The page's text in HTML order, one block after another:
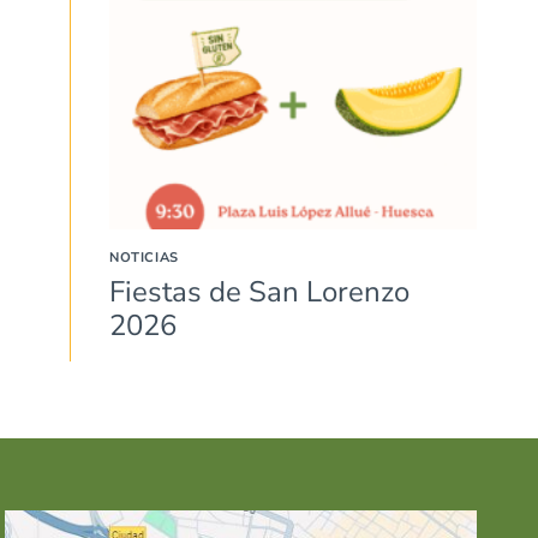
NOTICIAS
Fiestas de San Lorenzo
2026